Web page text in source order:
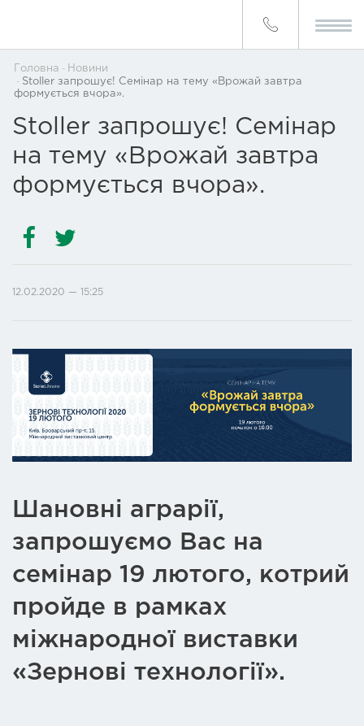
Головна
Новини
Stoller запрошує! Семінар на тему «Врожай завтра
формується вчора».
Stoller запрошує! Семінар
на тему «Врожай завтра
формується вчора».
12.02.2020 — 15:25
Шановні аграрії,
запрошуємо Вас на
семінар 19 лютого, котрий
пройде в рамках
міжнародної виставки
«Зернові технології».